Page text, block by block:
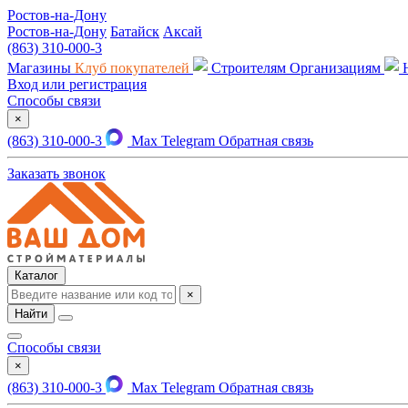
Ростов-на-Дону
Ростов-на-Дону Батайск Аксай
(863) 310-000-3
Магазины Клуб покупателей Строителям Организациям
Вход или регистрация
Способы связи
×
(863) 310-000-3 Max Telegram Обратная связь
Заказать звонок
Каталог
×
Найти
Способы связи
×
(863) 310-000-3 Max Telegram Обратная связь